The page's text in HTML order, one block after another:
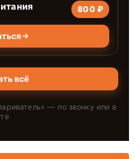
800 ₽
всё
» — по звонку или в